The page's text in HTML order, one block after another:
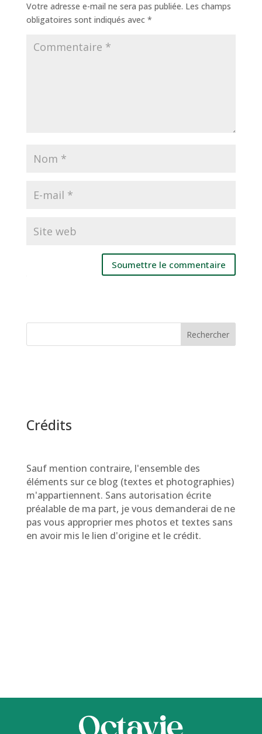
Votre adresse e-mail ne sera pas publiée. Les champs
obligatoires sont indiqués avec *
Soumettre le commentaire
Rechercher
Crédits
Sauf mention contraire, l'ensemble des
éléments sur ce blog (textes et photographies)
m'appartiennent. Sans autorisation écrite
préalable de ma part, je vous demanderai de ne
pas vous approprier mes photos et textes sans
en avoir mis le lien d'origine et le crédit.